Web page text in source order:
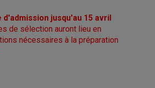
jusqu'au 15 avril
de sélection auront lieu en
nécessaires à la préparation